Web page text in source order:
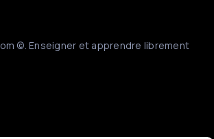
©. Enseigner et apprendre librement